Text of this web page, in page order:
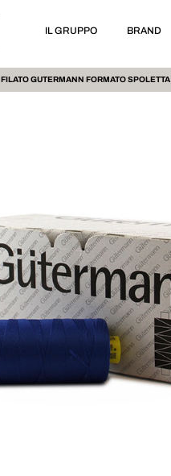
IL GRUPPO BRAND
FILATO GUTERMANN FORMATO SPOLETTA